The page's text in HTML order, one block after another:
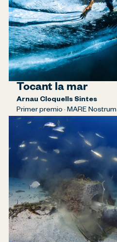
Tocant la mar
Arnau Cloquells Sintes
Primer premio · MARE Nostrum